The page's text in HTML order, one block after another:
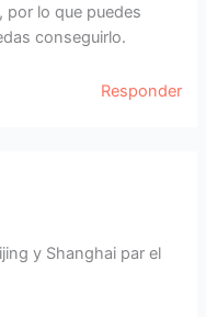
por lo que puedes
conseguirlo.
Responder
y Shanghai par el